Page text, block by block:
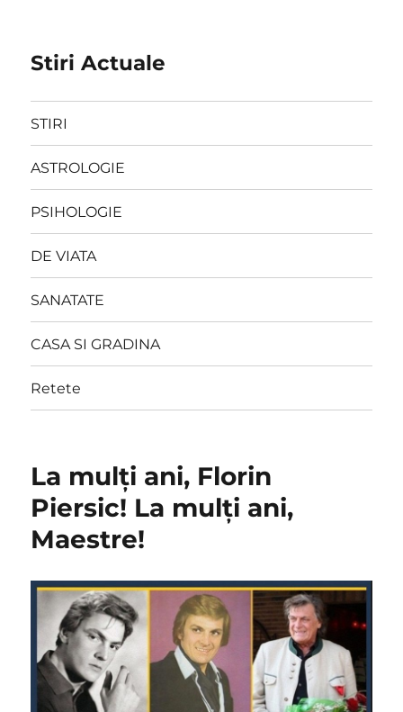
Stiri Actuale
STIRI
ASTROLOGIE
PSIHOLOGIE
DE VIATA
SANATATE
CASA SI GRADINA
Retete
La mulţi ani, Florin
Piersic! La mulţi ani,
Maestre!